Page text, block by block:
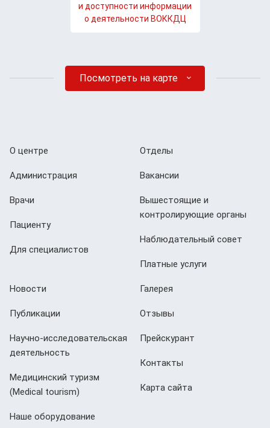
и доступности информации
о деятельности ВОККДЦ
Посмотреть на карте
О центре
Администрация
Врачи
Пациенту
Для специалистов
Отделы
Вакансии
Вышестоящие и
контролирующие органы
Наблюдательный совет
Платные услуги
Новости
Публикации
Научно-исследовательская
деятельность
Медицинский туризм
(Мedical tourism)
Наше оборудование
Галерея
Отзывы
Прейскурант
Контакты
Карта сайта